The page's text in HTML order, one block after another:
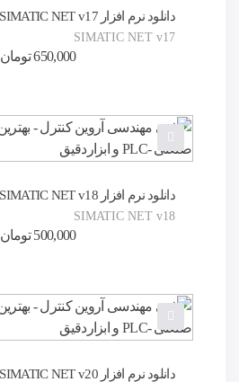
دانلود نرم افزار SIMATIC NET v17
SIMATIC NET v17
650,000تومان
دانلود نرم افزار SIMATIC NET v18
SIMATIC NET v18
500,000 تومان
دانلود نرم افزار SIMATIC NET v20